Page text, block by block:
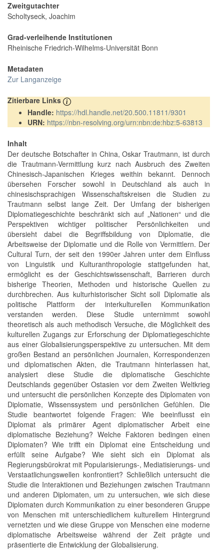
Zweitgutachter
Scholtyseck, Joachim
Grad-verleihende Institutionen
Rheinische Friedrich-Wilhelms-Universität Bonn
Metadaten
Zur Langanzeige
Zitierbare Links
Handle: https://hdl.handle.net/20.500.11811/9301
URN: https://nbn-resolving.org/urn:nbn:de:hbz:5-63813
Inhalt
Der deutsche Botschafter in China, Oskar Trautmann, ist durch
die Trautmann-Vermittlung kurz nach Ausbruch des Zweiten
Chinesisch-Japanischen Krieges weithin bekannt. Dennoch
übersehen Forscher sowohl in Deutschland als auch in
chinesischsprachigen Wissenschaftskreisen die Studien zu
Trautmann selbst lange Zeit. Der Umfang der bisherigen
Diplomatiegeschichte beschränkt sich auf „Nationen“ und die
Perspektiven wichtiger politischer Persönlichkeiten und
übersieht dabei die Begriffsbildung von Diplomatie, die
Arbeitsweise der Diplomatie und die Rolle von Vermittlern. Der
Cultural Turn, der seit den 1990er Jahren unter dem Einfluss
von Linguistik und Kulturanthropologie stattgefunden hat,
ermöglicht es der Geschichtswissenschaft, Barrieren durch
bisherige Theorien, Methoden und historische Quellen zu
durchbrechen. Aus kulturhistorischer Sicht soll Diplomatie als
politische Plattform der interkulturellen Kommunikation
verstanden werden. Diese Studie unternimmt sowohl
theoretisch als auch methodisch Versuche, die Möglichkeit des
kulturellen Zugangs zur Erforschung der Diplomatiegeschichte
aus einer Globalisierungsperspektive zu untersuchen. Mit dem
großen Bestand an persönlichen Journalen, Korrespondenzen
und diplomatischen Akten, die Trautmann hinterlassen hat,
analysiert diese Studie die diplomatische Geschichte
Deutschlands gegenüber Ostasien vor dem Zweiten Weltkrieg
und untersucht die persönlichen Konzepte des Diplomaten von
Diplomatie, Wissenssystem und persönlichen Gefühlen. Die
Studie beantwortet folgende Fragen: Wie beeinflusst ein
Diplomat als primärer Agent diplomatischer Arbeit eine
diplomatische Beziehung? Welche Faktoren bedingen einen
Diplomaten? Wie trifft ein Diplomat eine Entscheidung und
erfüllt seine Aufgabe? Wie sieht sich ein Diplomat als
Regierungsbürokrat mit Popularisierungs-, Mediatisierungs- und
Verstaatlichungswellen konfrontiert? Schließlich untersucht die
Studie die Interaktionen und Beziehungen zwischen Trautmann
und anderen Diplomaten, um zu untersuchen, wie sich diese
Diplomaten durch Kommunikation zu einer besonderen Gruppe
von Menschen mit unterschiedlichem kulturellem Hintergrund
vernetzten und wie diese Gruppe von Menschen eine moderne
diplomatische Arbeitsweise während der Zeit prägte und
präsentierte die Entwicklung der Globalisierung.